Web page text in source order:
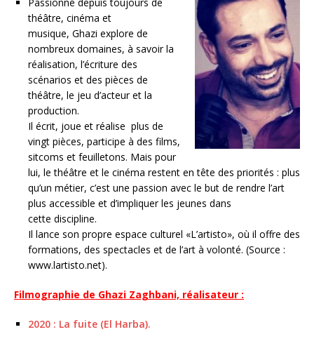
théâtre, cinéma et
musique, Ghazi explore de
nombreux domaines, à savoir la
réalisation, l’écriture des
scénarios et des pièces de
théâtre, le jeu d’acteur et la
production.
Il écrit, joue et réalise plus de
vingt pièces, participe à des films,
sitcoms et feuilletons. Mais pour
lui, le théâtre et le cinéma restent en tête des priorités : plus
qu’un métier, c’est une passion avec le but de rendre l’art
plus accessible et d’impliquer les jeunes dans
cette discipline.
Il lance son propre espace culturel «L’artisto», où il offre des
formations, des spectacles et de l’art à volonté. (Source :
www.lartisto.net).
Filmographie de Ghazi Zaghbani, réalisateur :
2020 : La fuite (El Harba).